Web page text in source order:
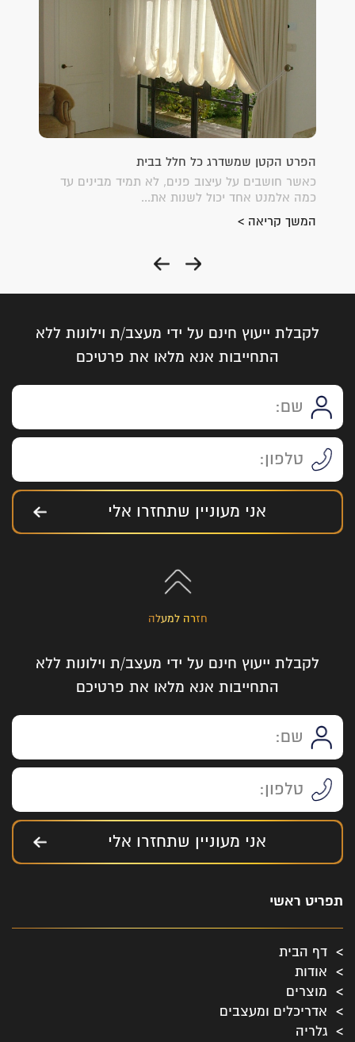
הפרט הקטן שמשדרג כל חלל בבית
כאשר חושבים על עיצוב פנים, לא תמיד מבינים עד
כמה אלמנט אחד יכול לשנות את...
המשך קריאה >
לקבלת ייעוץ חינם על ידי מעצב/ת וילונות ללא
התחייבות אנא מלאו את פרטיכם
אני מעוניין שתחזרו אלי
חזרה למעלה
לקבלת ייעוץ חינם על ידי מעצב/ת וילונות ללא
התחייבות אנא מלאו את פרטיכם
אני מעוניין שתחזרו אלי
תפריט ראשי
דף הבית
אודות
מוצרים
אדריכלים ומעצבים
גלריה